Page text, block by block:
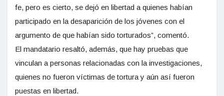
fe, pero es cierto, se dejó en libertad a quienes habían
participado en la desaparición de los jóvenes con el
argumento de que habían sido torturados”, comentó.
El mandatario resaltó, además, que hay pruebas que
vinculan a personas relacionadas con la investigaciones,
quienes no fueron víctimas de tortura y aún así fueron
puestas en libertad.